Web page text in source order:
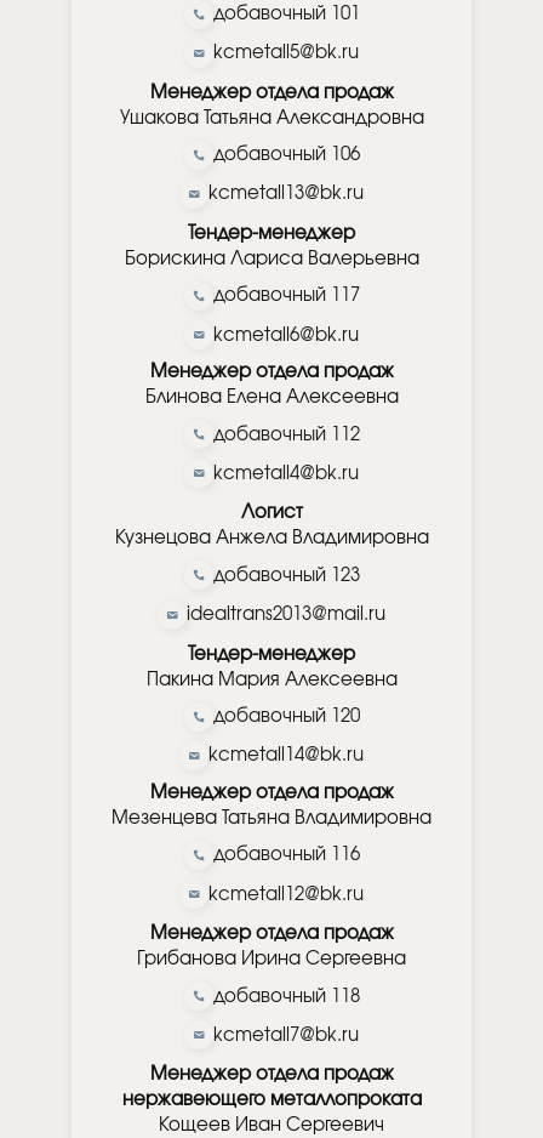
добавочный 101
kcmetall5@bk.ru
Менеджер отдела продаж
Ушакова Татьяна Александровна
добавочный 106
kcmetall13@bk.ru
Тендер-менеджер
Борискина Лариса Валерьевна
добавочный 117
kcmetall6@bk.ru
Менеджер отдела продаж
Блинова Елена Алексеевна
добавочный 112
kcmetall4@bk.ru
Логист
Кузнецова Анжела Владимировна
добавочный 123
idealtrans2013@mail.ru
Тендер-менеджер
Пакина Мария Алексеевна
добавочный 120
kcmetall14@bk.ru
Менеджер отдела продаж
Мезенцева Татьяна Владимировна
добавочный 116
kcmetall12@bk.ru
Менеджер отдела продаж
Грибанова Ирина Сергеевна
добавочный 118
kcmetall7@bk.ru
Менеджер отдела продаж
нержавеющего металлопроката
Кощеев Иван Сергеевич